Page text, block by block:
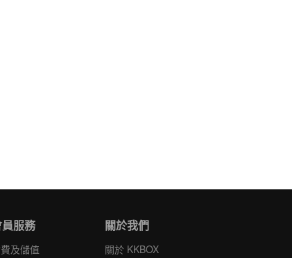
服務
及儲值
關於我們
關於 KKBOX